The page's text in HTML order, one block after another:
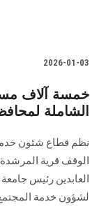
2026-01-03
خمسة آلاف
الشاملة
نظم قطاع شئون خدمة
الوقف قرية
العابدين رئيس
لشؤون خدمة المجتمع